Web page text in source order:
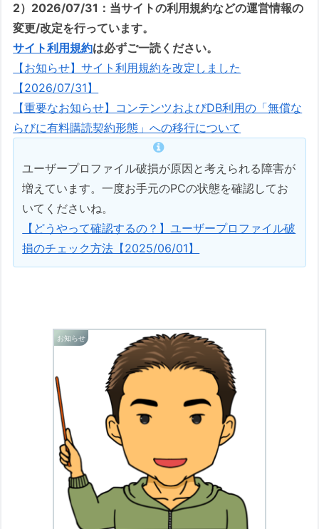
2）2026/07/31：当サイトの利用規約などの運営情報の
変更/改定を行っています。
サイト利用規約は必ずご一読ください。
【お知らせ】サイト利用規約を改定しました
【2026/07/31】
【重要なお知らせ】コンテンツおよびDB利用の「無償な
らびに有料購読契約形態」への移行について
ユーザープロファイル破損が原因と考えられる障害が
増えています。一度お手元のPCの状態を確認してお
いてくださいね。
【どうやって確認するの？】ユーザープロファイル破
損のチェック方法【2025/06/01】
お知らせ